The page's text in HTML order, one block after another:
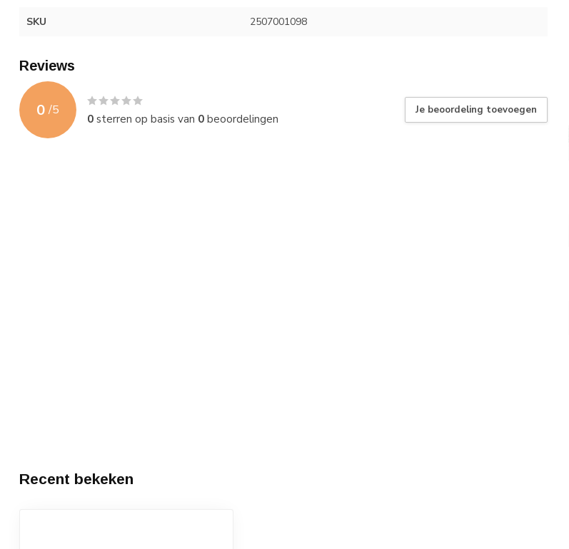
SKU 2507001098
Reviews
0 /5
0sterren op basis van 0beoordelingen
Je beoordeling toevoegen
Recent bekeken